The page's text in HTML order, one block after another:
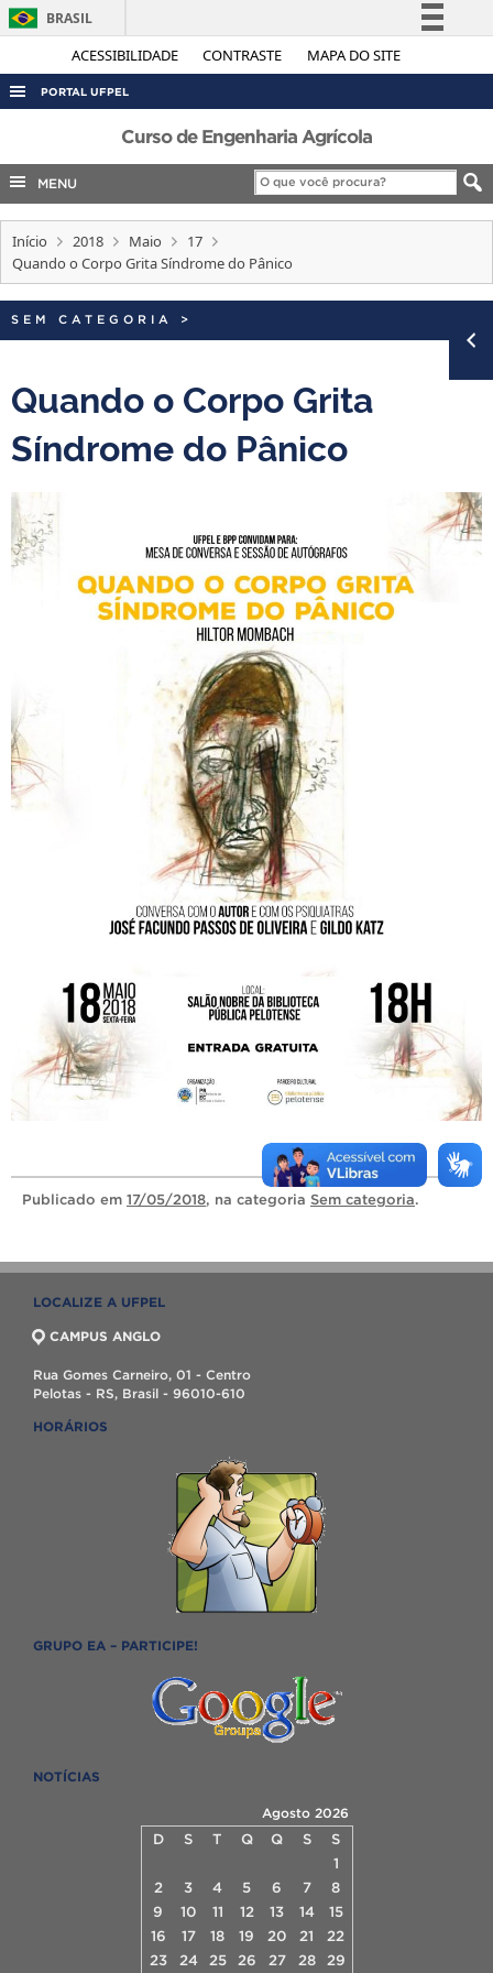
ACESSIBILIDADE CONTRASTE MAPA DO SITE
BRASIL
Simplifique!
Acesso à informação
Legislação
Canais
PORTAL UFPEL
ACESSO À INFORMAÇÃO
AUDITORIA
COBALTO
CONCURSOS
INTERNACIONAL
Curso de Engenharia Agrícola
MENU
Início 2018 Maio
17
Quando o Corpo Grita Síndrome do Pânico
SEM CATEGORIA >
Quando o Corpo Grita
Síndrome do Pânico
Publicado em 17/05/2018, na categoria Sem categoria.
LOCALIZE A UFPEL
CAMPUS ANGLO
Rua Gomes Carneiro, 01 - Centro
Pelotas - RS, Brasil - 96010-610
HORÁRIOS
GRUPO EA – PARTICIPE!
NOTÍCIAS
Agosto 2026
D S T Q Q S
S
1
2
3 4 5 6 7
8
9
10 11 12 13 14
15
16
17 18 19 20 21
22
23
24 25 26 27 28 29